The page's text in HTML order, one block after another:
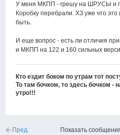
У меня МКПП - грешу на ШРУСЫ и
Коробку перебрали. ХЗ уже что это
быть.
И еще вопрос - есть ли отличия
и МКПП на 122 и 160 сильных
Кто ездит боком по утрам тот
То там бочком, то здесь бочком -
утро!!!
Пред.
Показать